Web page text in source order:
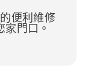
便利維修
門口。